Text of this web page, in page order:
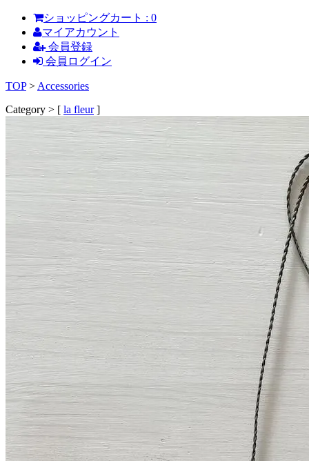
ショッピングカート : 0
マイアカウント
会員登録
会員ログイン
TOP > Accessories
Category > [ la fleur]